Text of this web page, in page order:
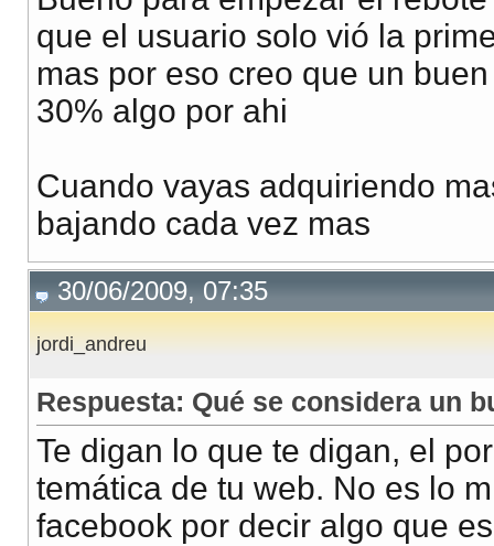
que el usuario solo vió la
mas por eso creo que un
30% algo por ahi
Cuando vayas adquiriendo
bajando cada vez mas
30/06/2009, 07:35
jordi_andreu
Respuesta: Qué se considera un
Te digan lo que te digan, el
temática de tu web. No es lo
facebook por decir algo que